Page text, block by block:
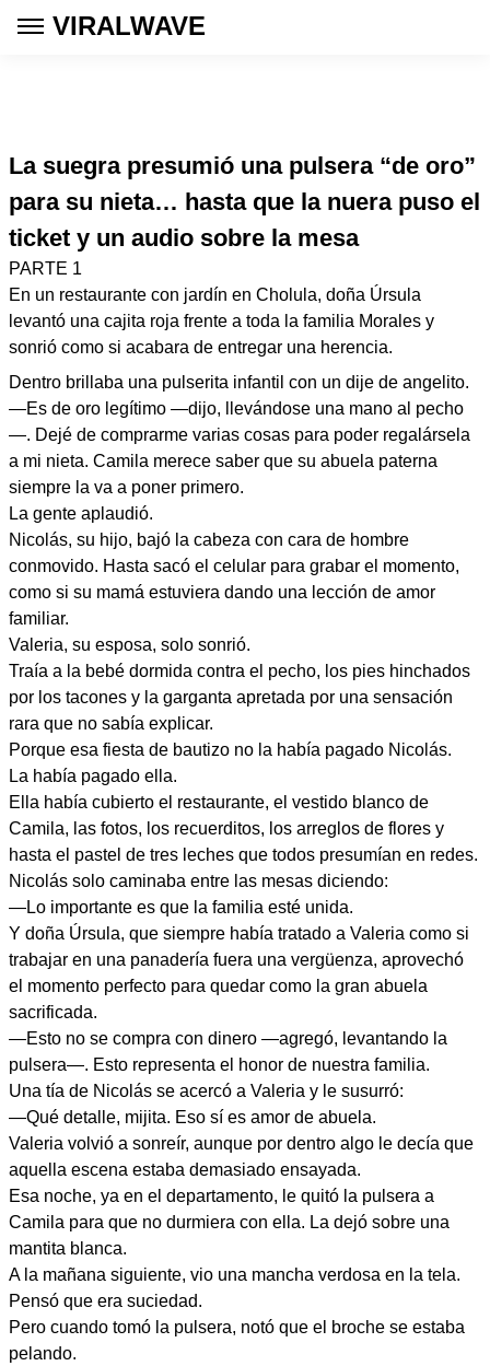
VIRALWAVE
La suegra presumió una pulsera “de oro”
para su nieta… hasta que la nuera puso el
ticket y un audio sobre la mesa
PARTE 1
En un restaurante con jardín en Cholula, doña Úrsula
levantó una cajita roja frente a toda la familia Morales y
sonrió como si acabara de entregar una herencia.
Dentro brillaba una pulserita infantil con un dije de angelito.
—Es de oro legítimo —dijo, llevándose una mano al pecho
—. Dejé de comprarme varias cosas para poder regalársela
a mi nieta. Camila merece saber que su abuela paterna
siempre la va a poner primero.
La gente aplaudió.
Nicolás, su hijo, bajó la cabeza con cara de hombre
conmovido. Hasta sacó el celular para grabar el momento,
como si su mamá estuviera dando una lección de amor
familiar.
Valeria, su esposa, solo sonrió.
Traía a la bebé dormida contra el pecho, los pies hinchados
por los tacones y la garganta apretada por una sensación
rara que no sabía explicar.
Porque esa fiesta de bautizo no la había pagado Nicolás.
La había pagado ella.
Ella había cubierto el restaurante, el vestido blanco de
Camila, las fotos, los recuerditos, los arreglos de flores y
hasta el pastel de tres leches que todos presumían en redes.
Nicolás solo caminaba entre las mesas diciendo:
—Lo importante es que la familia esté unida.
Y doña Úrsula, que siempre había tratado a Valeria como si
trabajar en una panadería fuera una vergüenza, aprovechó
el momento perfecto para quedar como la gran abuela
sacrificada.
—Esto no se compra con dinero —agregó, levantando la
pulsera—. Esto representa el honor de nuestra familia.
Una tía de Nicolás se acercó a Valeria y le susurró:
—Qué detalle, mijita. Eso sí es amor de abuela.
Valeria volvió a sonreír, aunque por dentro algo le decía que
aquella escena estaba demasiado ensayada.
Esa noche, ya en el departamento, le quitó la pulsera a
Camila para que no durmiera con ella. La dejó sobre una
mantita blanca.
A la mañana siguiente, vio una mancha verdosa en la tela.
Pensó que era suciedad.
Pero cuando tomó la pulsera, notó que el broche se estaba
pelando.